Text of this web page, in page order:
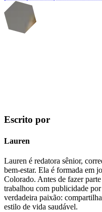
Escrito por
Lauren
Lauren é redatora sênior,
bem-estar. Ela é formada em
Colorado. Antes de fazer
trabalhou com publicidade
verdadeira paixão:
estilo de vida saudável.